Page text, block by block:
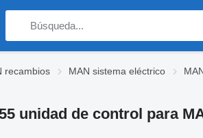
recambios MAN sistema eléctrico
unidad de control para